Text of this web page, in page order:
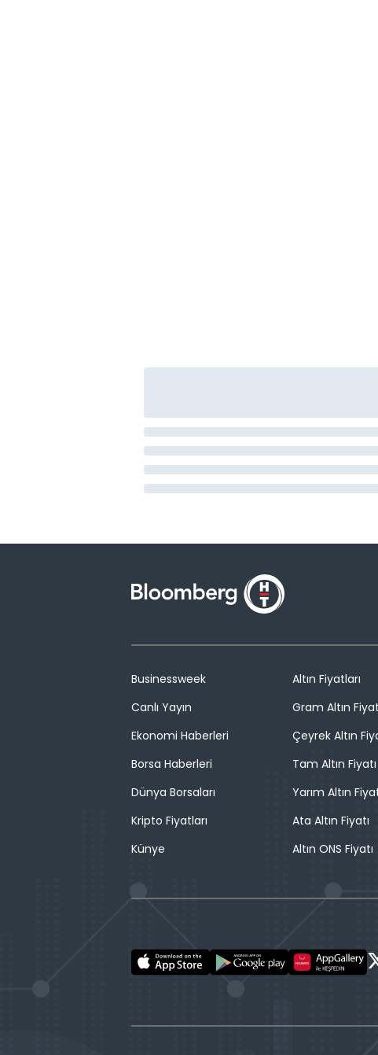
Businessweek
Canlı Yayın
Ekonomi Haberleri
Borsa Haberleri
Dünya Borsaları
Kripto Fiyatları
Künye
Altın Fiyatları
Gram Altın
Çeyrek Altın
Tam Altın Fiyatı
Yarım Altın
Ata Altın Fiyatı
Altın ONS Fiyatı